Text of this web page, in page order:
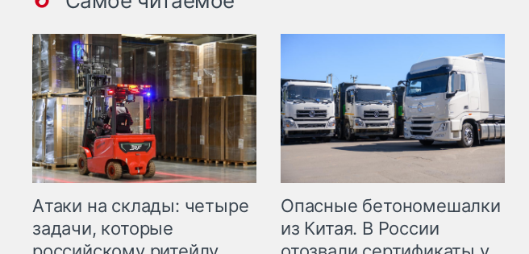
Атаки на склады: четыре
задачи, которые
Опасные бетономешалки
из Китая. В России